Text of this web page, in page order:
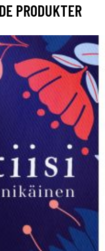
PRODUKTER